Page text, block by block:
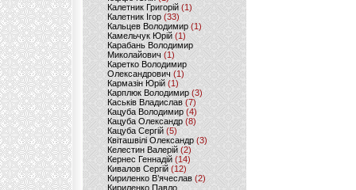
Калетник Григорій(1)
Калетник Ігор (33)
Кальцев Володимир(1)
Камельчук Юрій (1)
Карабань Володимир
Миколайович (1)
Каретко Володимир
Олександрович (1)
Кармазін Юрій(1)
Карплюк Володимир(3)
Каськів Владислав (7)
Кацуба Володимир (4)
Кацуба Олександр (8)
Кацуба Сергій (5)
Квіташвілі Олександр(3)
Келестин Валерій(2)
Кернес Геннадій (14)
Кивалов Сергій (12)
Кириленко В’ячеслав (2)
Кириленко Павло